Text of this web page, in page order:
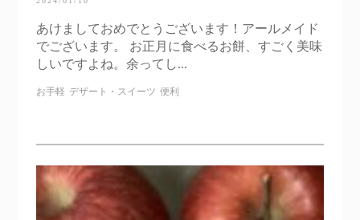
あけましておめでとうございます！アールメイド
でございます。 お正月に食べるお餅、すごく美味
しいですよね。余ってし...
お手軽 デザート・スイーツ 便利